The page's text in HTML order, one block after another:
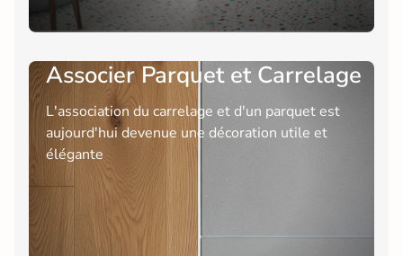
Associer Parquet et Carrelage
L'association du carrelage et d'un parquet est
aujourd'hui devenue une décoration utile et
élégante